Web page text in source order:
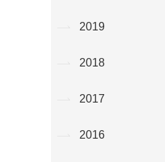
2019
2018
2017
2016